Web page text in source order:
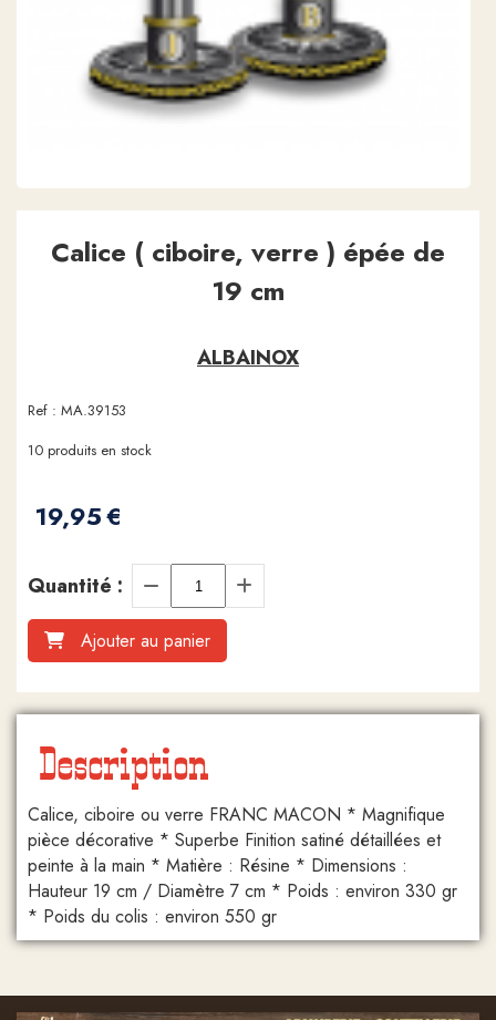
Calice ( ciboire, verre ) épée de
19 cm
ALBAINOX
Ref : MA.39153
19,95€
10 produits en stock
Quantité :
Ajouter au panier
Description
Calice, ciboire ou verre FRANC MACON * Magnifique
pièce décorative * Superbe Finition satiné détaillées et
peinte à la main * Matière : Résine * Dimensions :
Hauteur 19 cm / Diamètre 7 cm * Poids : environ 330 gr
* Poids du colis : environ 550 gr